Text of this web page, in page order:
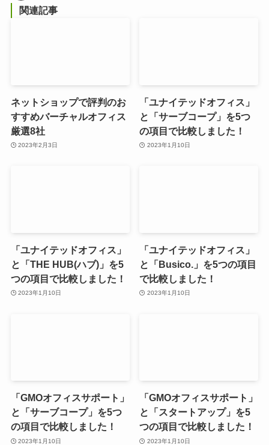
関連記事
ネットショップで評判のお
すすめバーチャルオフィス
厳選8社
2023年2月3日
「ユナイテッドオフィス」
と「サーブコープ」を5つ
の項目で比較しました！
2023年1月10日
「ユナイテッドオフィス」
と「THE HUB(ハブ)」を5
つの項目で比較しました！
2023年1月10日
「ユナイテッドオフィス」
と「Busico.」を5つの項目
で比較しました！
2023年1月10日
「GMOオフィスサポート」
と「サーブコープ」を5つ
の項目で比較しました！
2023年1月10日
「GMOオフィスサポート」
と「スタートアップ」を5
つの項目で比較しました！
2023年1月10日